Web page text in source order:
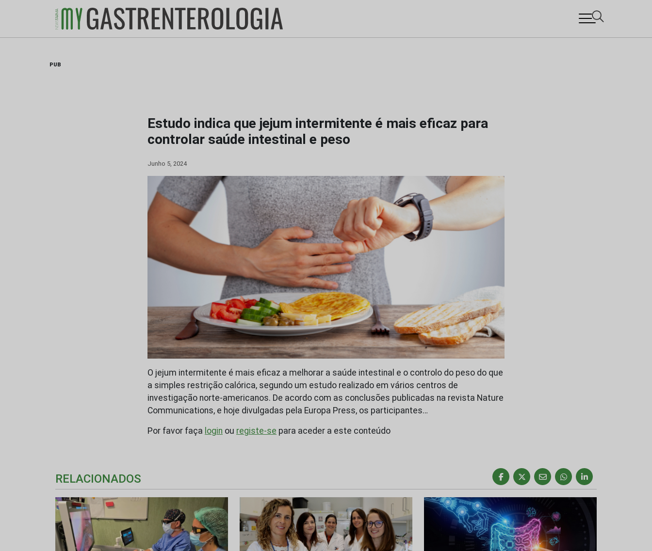
PUB
Estudo indica que jejum intermitente é mais eficaz para
controlar saúde intestinal e peso
Junho 5, 2024
O jejum intermitente é mais eficaz a melhorar a saúde intestinal e o controlo do peso do que
a simples restrição calórica, segundo um estudo realizado em vários centros de
investigação norte-americanos. De acordo com as conclusões publicadas na revista Nature
Communications, e hoje divulgadas pela Europa Press, os participantes…
Por favor faça login ou registe-se para aceder a este conteúdo
RELACIONADOS